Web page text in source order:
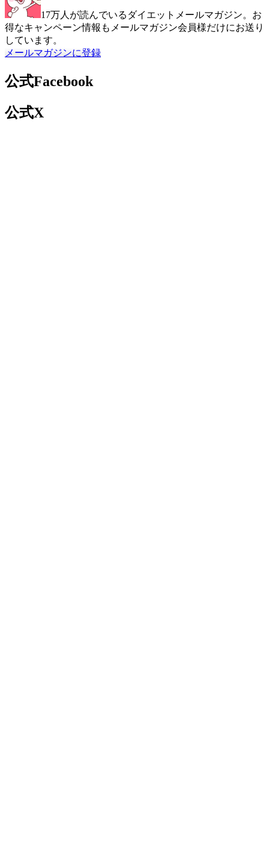
17万人が読んでいるダイエットメールマガジン。お
得なキャンペーン情報もメールマガジン会員様だけにお送り
しています。
メールマガジンに登録
公式Facebook
公式X